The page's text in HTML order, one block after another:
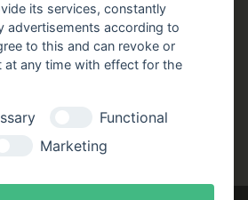
TikTok
its services, constantly
advertisements according to
to this and can revoke or
at any time with effect for the
Functional
Marketing